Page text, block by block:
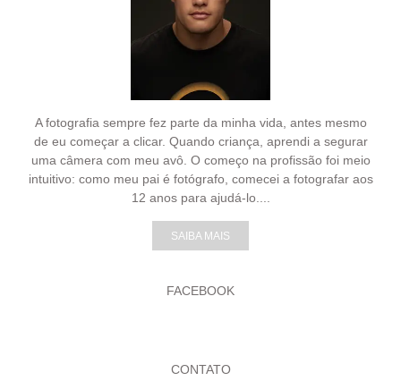
A fotografia sempre fez parte da minha vida, antes mesmo
de eu começar a clicar. Quando criança, aprendi a segurar
uma câmera com meu avô. O começo na profissão foi meio
intuitivo: como meu pai é fotógrafo, comecei a fotografar aos
12 anos para ajudá-lo....
SAIBA MAIS
FACEBOOK
CONTATO